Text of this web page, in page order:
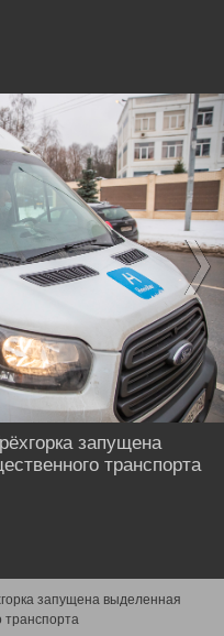
запущена выделенная
транспорта
запущена
транспорта